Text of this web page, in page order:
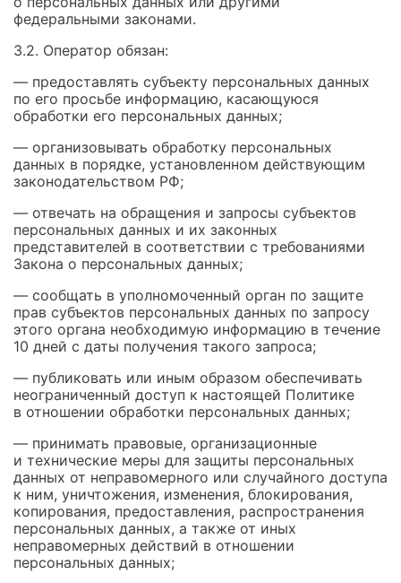
федеральными законами.
3.2. Оператор обязан:
— предоставлять субъекту персональных данных
по его просьбе информацию, касающуюся
обработки его персональных данных;
— организовывать обработку персональных
данных в порядке, установленном действующим
законодательством РФ;
— отвечать на обращения и запросы субъектов
персональных данных и их законных
представителей в соответствии с требованиями
Закона о персональных данных;
— сообщать в уполномоченный орган по защите
прав субъектов персональных данных по запросу
этого органа необходимую информацию в течение
10 дней с даты получения такого запроса;
— публиковать или иным образом обеспечивать
неограниченный доступ к настоящей Политике
в отношении обработки персональных данных;
— принимать правовые, организационные
и технические меры для защиты персональных
данных от неправомерного или случайного доступа
к ним, уничтожения, изменения, блокирования,
копирования, предоставления, распространения
персональных данных, а также от иных
неправомерных действий в отношении
персональных данных;